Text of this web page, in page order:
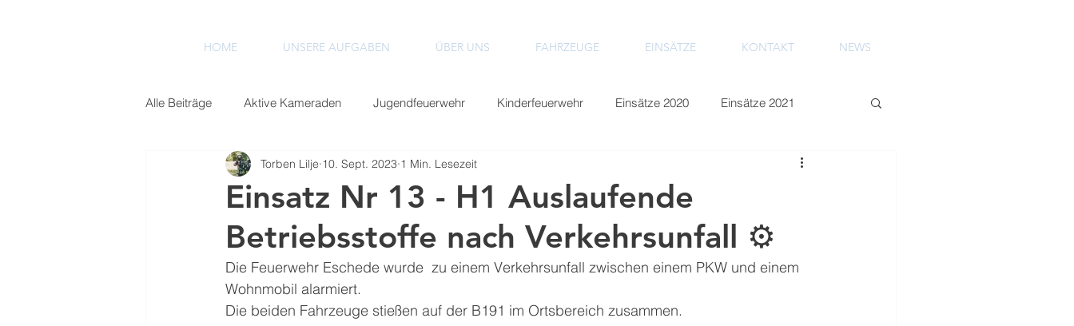
HOME UNSERE AUFGABEN ÜBER UNS FAHRZEUGE EINSÄTZE KONTAKT NEWS
Alle Beiträge Aktive Kameraden Jugendfeuerwehr Kinderfeuerwehr Einsätze 2020 Einsätze 2021
Einsätze 2022 Einsätze 2023 Einsätze 2024
Einsatz Nr 13 - H1 Auslaufende
Betriebsstoffe nach Verkehrsunfall ⚙️
Torben Lilje 10. Sept. 2023 1 Min. Lesezeit
Die Feuerwehr Eschede wurde  zu einem Verkehrsunfall zwischen einem PKW und einem
Wohnmobil alarmiert.
Die beiden Fahrzeuge stießen auf der B191 im Ortsbereich zusammen.